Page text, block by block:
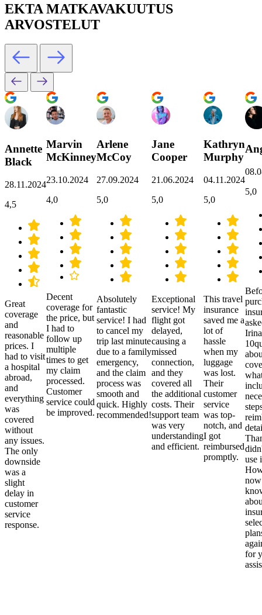
EKTA MATKAVAKUUTUS
ARVOSTELUT
Annette
Black
28.11.2024
4,5
Great
coverage
and
reasonable
prices. I
had to visit
a hospital
abroad,
and
everything
was
covered
without
any issues.
The only
downside
was a
slight
delay in
customer
service
response.
Marvin
McKinney
23.10.2024
4,0
Decent
coverage for
the price, but
I had to
follow up
multiple
times to get
my claim
processed.
Customer
service could
be improved.
Arlene
McCoy
27.09.2024
5,0
Absolutely
fantastic
service! I had
to cancel my
trip last minute
due to a family
emergency,
and the claim
process was
smooth and
quick. Highly
recommended!
Jane
Cooper
21.06.2024
5,0
Exceptional
service! My
flight got
delayed,
causing a
missed
connection,
and they
covered all
the additional
costs. Their
support team
was very
understanding
and efficient.
Kathryn
Murphy
04.11.2024
5,0
This travel
insurance
saved me a
lot of
hassle
when my
luggage
was lost.
Their
customer
service
was top-
notch, and
I got
reimbursed
promptly.
5,0
use
for